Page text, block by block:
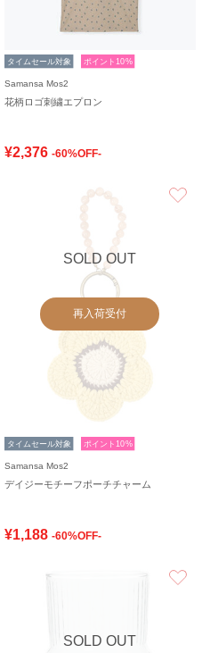
タイムセール対象 ポイント10%
Samansa Mos2
花柄ロゴ刺繍エプロン
¥2,376 -60%OFF-
SOLD OUT
再入荷受付
タイムセール対象 ポイント10%
Samansa Mos2
デイジーモチーフポーチチャーム
¥1,188 -60%OFF-
SOLD OUT